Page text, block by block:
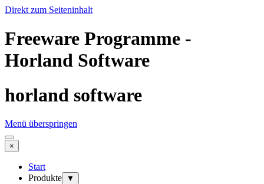
Direkt zum Seiteninhalt
Freeware Programme -
Horland Software
horland software
Menü überspringen
×
Start
Produkte
▼